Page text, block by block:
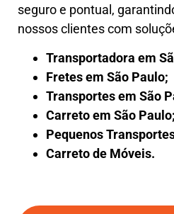
seguro e pontual,
nossos clientes com
Transportadora em
Fretes em São Paulo;
Transportes em São
Carreto em São Paulo;
Pequenos
Carreto de Móveis.